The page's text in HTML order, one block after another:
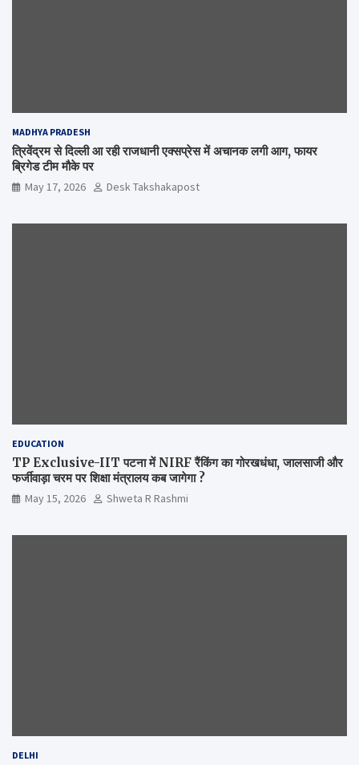
MADHYA PRADESH
त्रिवेंद्रम से दिल्ली आ रही राजधानी एक्सप्रेस में अचानक लगी आग, फायर
ब्रिगेड टीम मौके पर
May 17, 2026 Desk Takshakapost
EDUCATION
TP Exclusive-IIT पटना में NIRF रैंकिंग का गोरखधंधा, जालसाजी और
फर्जीवाड़ा चरम पर शिक्षा मंत्रालय कब जागेगा ?
May 15, 2026 Shweta R Rashmi
DELHI